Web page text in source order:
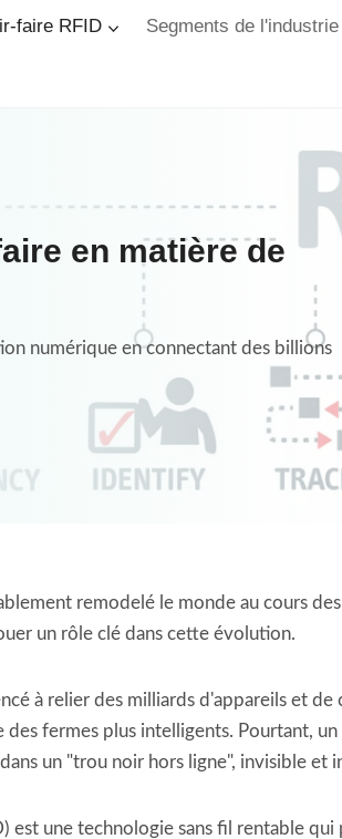
faire RFID Segments de l'industrie
en matière de
numérique en connectant des billions
remodelé le monde au cours
un rôle clé dans cette évolution.
à relier des milliards d'appareils et
des fermes plus intelligents. Pourtant,
un "trou noir hors ligne", invisible et
est une technologie sans fil rentable